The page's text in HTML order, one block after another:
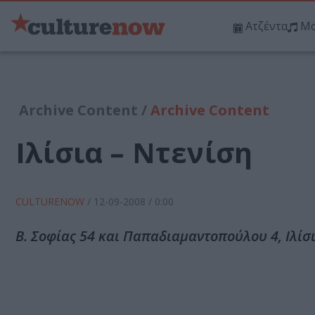
Ατζέντα
Archive Content /Archive Content
Ιλίσια – Ντενίση
CULTURENOW / 12-09-2008 / 0:00
Β. Σοφίας 54 και Παπαδιαμαντοπούλου 4,